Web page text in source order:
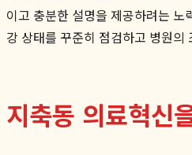
이고 충분한 설명을 제공하려는
강 상태를 꾸준히 점검하고 병원
지축동 의료혁신